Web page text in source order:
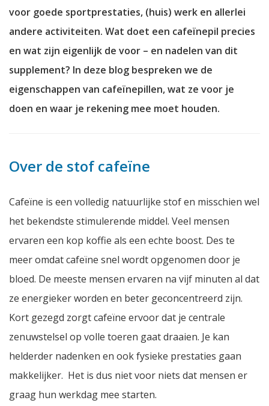
voor goede sportprestaties, (huis) werk en allerlei
andere activiteiten. Wat doet een cafeïnepil precies
en wat zijn eigenlijk de voor – en nadelen van dit
supplement? In deze blog bespreken we de
eigenschappen van cafeïnepillen, wat ze voor je
doen en waar je rekening mee moet houden.
Over de stof cafeïne
Cafeïne is een volledig natuurlijke stof en misschien wel
het bekendste stimulerende middel. Veel mensen
ervaren een kop koffie als een echte boost. Des te
meer omdat cafeïne snel wordt opgenomen door je
bloed. De meeste mensen ervaren na vijf minuten al dat
ze energieker worden en beter geconcentreerd zijn.
Kort gezegd zorgt cafeïne ervoor dat je centrale
zenuwstelsel op volle toeren gaat draaien. Je kan
helderder nadenken en ook fysieke prestaties gaan
makkelijker. Het is dus niet voor niets dat mensen er
graag hun werkdag mee starten.